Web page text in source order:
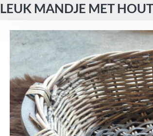
LEUK MANDJE MET